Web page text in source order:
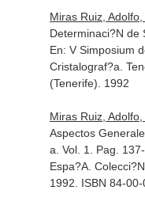
Miras Ruiz,
Determinaci?N de
En: V Simposium
Cristalograf?a .
(Tenerife). 1992
Miras Ruiz,
Aspectos
a. Vol. 1. Pag.
Espa?A.
1992. ISBN 84-